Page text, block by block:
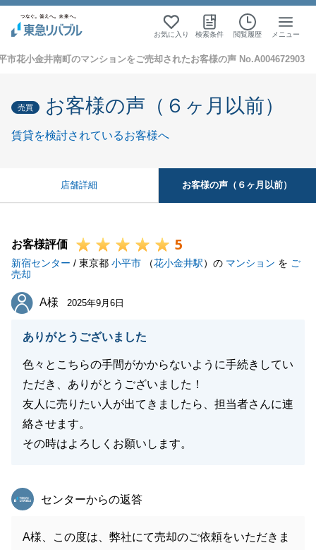
お気に入り 検索条件 閲覧履歴 メニュー
市花小金井南町のマンションをご売却されたお客様の声 No.A004672903
売買 お客様の声（６ヶ月以前）
賃貸を検討されているお客様へ
店舗詳細 お客様の声（６ヶ月以前）
お客様評価 5
新宿センター / 東京都 小平市 （花小金井駅）の マンション を ご
売却
A様
A様 2025年9月6日
ありがとうございました
色々とこちらの手間がかからないように手続きしてい
ただき、ありがとうございました！
友人に売りたい人が出てきましたら、担当者さんに連
絡させます。
その時はよろしくお願いします。
東急リバブル
センターからの返答
A様、この度は、弊社にて売却のご依頼をいただきま